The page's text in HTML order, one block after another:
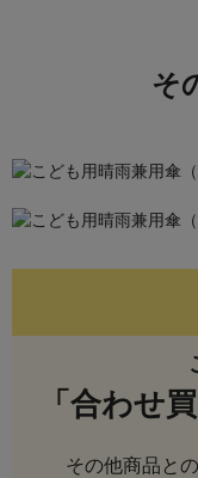
そ
「合わせ
その他商品と